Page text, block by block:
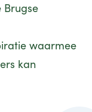
Brugse
waarmee
kan